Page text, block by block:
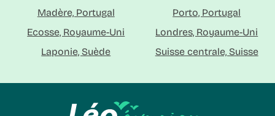
Madère, Portugal
Porto, Portugal
Ecosse, Royaume-Uni
Londres, Royaume-Uni
Laponie, Suède
Suisse centrale, Suisse